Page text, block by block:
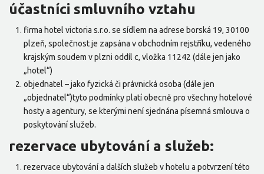
účastníci smluvního vztahu
firma hotel victoria s.r.o. se sídlem na adrese borská 19, 30100
plzeň, společnost je zapsána v obchodním rejstříku, vedeného
krajským soudem v plzni oddíl c, vložka 11242 (dále jen jako
„hotel“)
objednatel – jako fyzická či právnická osoba (dále jen
„objednatel“)tyto podmínky platí obecně pro všechny hotelové
hosty a agentury, se kterými není sjednána písemná smlouva o
poskytování služeb.
rezervace ubytování a služeb:
rezervace ubytování a dalších služeb v hotelu a potvrzení této